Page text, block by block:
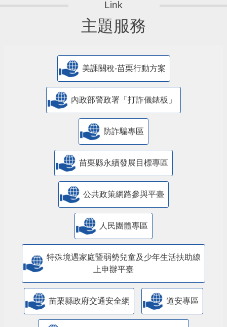
主題服務
美課關稅-苗栗行動方案
內政部警政署「打詐儀錶板」
防詐騙專區
苗栗縣永續發展目標專區
公共政策網路參與平臺
人民團體專區
特殊境遇家庭暨弱勢兒童及少年生活扶助線
上申辦平臺
苗栗縣政府交通安全網 道安專區